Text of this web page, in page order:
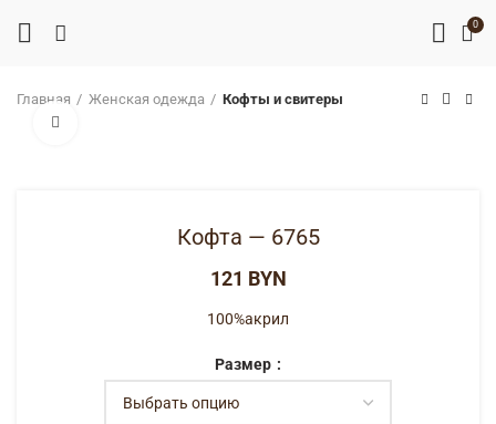
0
Главная Женская одежда
Кофты и свитеры
Кофта — 6765
BYN
100%акрил
Размер